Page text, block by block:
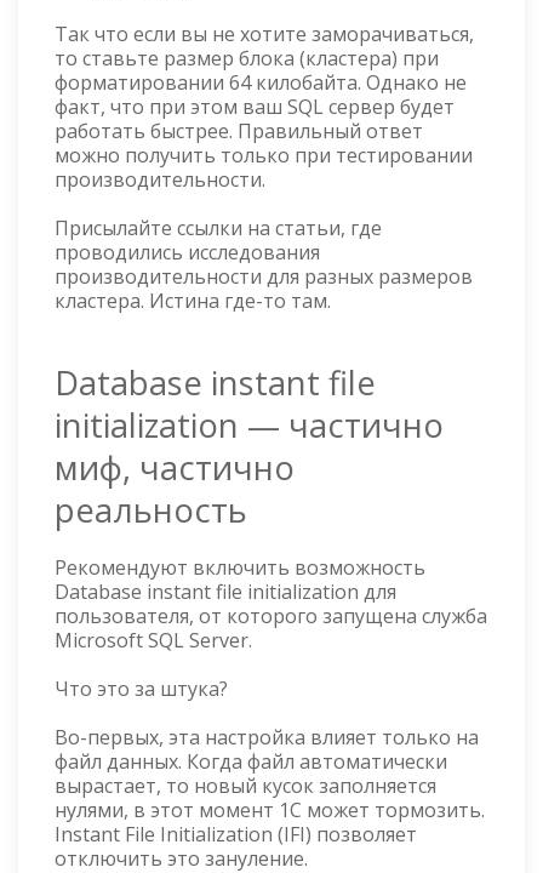
Так что если вы не хотите заморачиваться,
то ставьте размер блока (кластера) при
форматировании 64 килобайта. Однако не
факт, что при этом ваш SQL сервер будет
работать быстрее. Правильный ответ
можно получить только при тестировании
производительности.
Присылайте ссылки на статьи, где
проводились исследования
производительности для разных размеров
кластера. Истина где-то там.
Database instant file
initialization — частично
миф, частично
реальность
Рекомендуют включить возможность
Database instant file initialization для
пользователя, от которого запущена служба
Microsoft SQL Server.
Что это за штука?
Во-первых, эта настройка влияет только на
файл данных. Когда файл автоматически
вырастает, то новый кусок заполняется
нулями, в этот момент 1С может тормозить.
Instant File Initialization (IFI) позволяет
отключить это зануление.